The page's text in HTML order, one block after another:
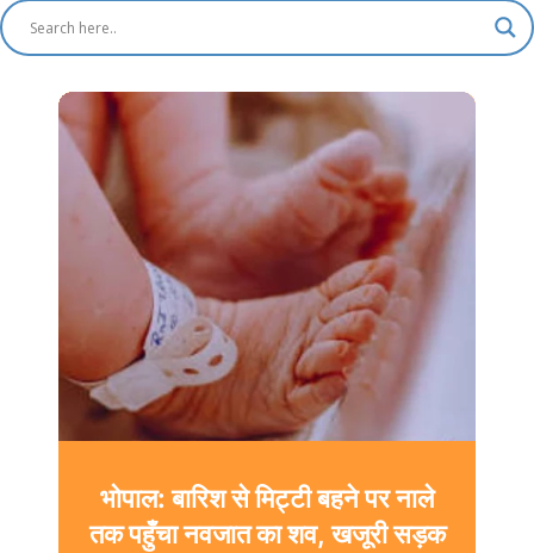
रतलाम के सिंदुरकिया हत्याकांड का
सनसनीखेज पर्दाफाश: 6 महीने पुरानी